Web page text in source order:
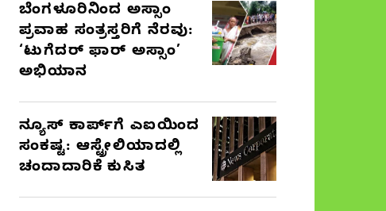
ಬೆಂಗಳೂರಿನಿಂದ ಅಸ್ಸಾಂ
ಪ್ರವಾಹ ಸಂತ್ರಸ್ತರಿಗೆ ನೆರವು:
‘ಟುಗೆದರ್ ಫಾರ್ ಅಸ್ಸಾಂ’
ಅಭಿಯಾನ
ನ್ಯೂಸ್ ಕಾರ್ಪ್‌ಗೆ ಎಐಯಿಂದ
ಸಂಕಷ್ಟ: ಆಸ್ಟ್ರೇಲಿಯಾದಲ್ಲಿ
ಚಂದಾದಾರಿಕೆ ಕುಸಿತ